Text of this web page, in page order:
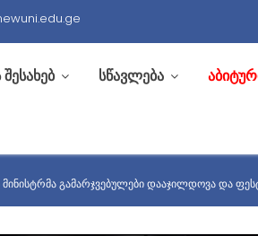
შესახებ სწავლება
გამარჯვებულები დააჯილდოვა და